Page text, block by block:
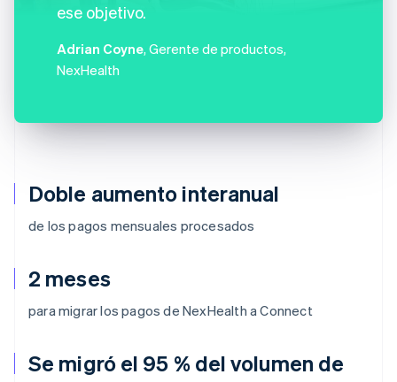
Doble aumento interanual
de los pagos mensuales procesados
2 meses
para migrar los pagos de NexHealth a Connect
Se migró el 95 % del volumen de
ese objetivo.
Adrian Coyne, Gerente de productos,
NexHealth